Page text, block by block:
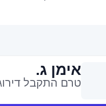
אימן ג.
טרם התקבל